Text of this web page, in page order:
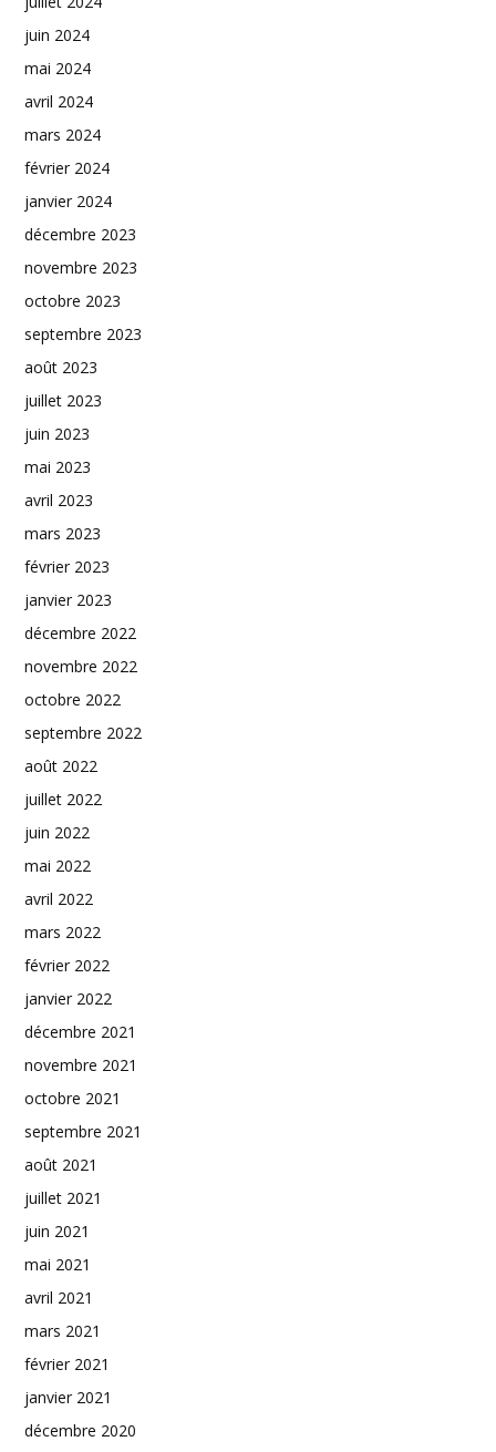
juin 2024
mai 2024
avril 2024
mars 2024
février 2024
janvier 2024
décembre 2023
novembre 2023
octobre 2023
septembre 2023
août 2023
juillet 2023
juin 2023
mai 2023
avril 2023
mars 2023
février 2023
janvier 2023
décembre 2022
novembre 2022
octobre 2022
septembre 2022
août 2022
juillet 2022
juin 2022
mai 2022
avril 2022
mars 2022
février 2022
janvier 2022
décembre 2021
novembre 2021
octobre 2021
septembre 2021
août 2021
juillet 2021
juin 2021
mai 2021
avril 2021
mars 2021
février 2021
janvier 2021
décembre 2020